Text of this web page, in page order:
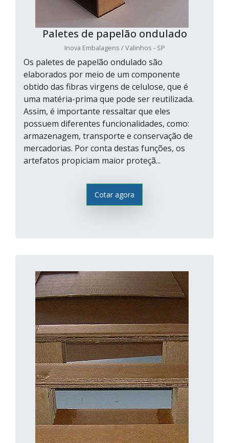
Paletes de papelão ondulado
Inova Embalagens / Valinhos - SP
Os paletes de papelão ondulado são
elaborados por meio de um componente
obtido das fibras virgens de celulose, que é
uma matéria-prima que pode ser reutilizada.
Assim, é importante ressaltar que eles
possuem diferentes funcionalidades, como:
armazenagem, transporte e conservação de
mercadorias. Por conta destas funções, os
artefatos propiciam maior proteçã...
Cotar agora